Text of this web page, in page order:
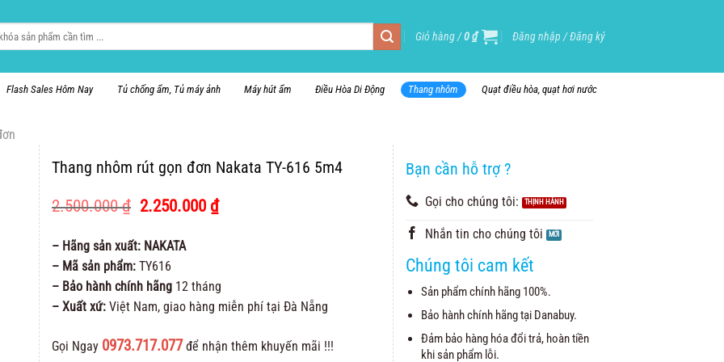
Giỏ hàng /0₫ Đăng nhập / Đăng ký
Flash Sales Hôm Nay Tủ chống ẩm, Tủ máy ảnh Máy hút ẩm Điều Hòa Di Động Thang nhôm Quạt điều hòa, quạt hơi nước
Thang nhôm rút gọn đơn Nakata TY-616 5m4
2.500.000₫ Giá
là:
2.500.000 ₫.
2.250.000 ₫Giá
– Hãng sản xuất: NAKATA
– Mã sản phẩm: TY616
– Bảo hành chính hãng 12 tháng
– Xuất xứ: Việt Nam, giao hàng miễn phí tại Đà Nẵng
Gọi Ngay 0973.717.077 để nhận thêm khuyến mãi !!!
Bạn cần hỗ trợ ?
Gọi cho chúng tôi:
Nhắn tin cho chúng tôi
Chúng tôi cam kết
Sản phẩm chính hãng 100%.
Bảo hành chính hãng tại Danabuy.
Đảm bảo hàng hóa đổi trả, hoàn tiền
khi sản phẩm lỗi.